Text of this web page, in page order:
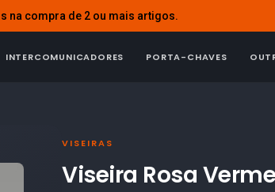
na compra de 2 ou mais artigos.
INTERCOMUNICADORES PORTA-CHAVES
VISEIRAS
Viseira Rosa